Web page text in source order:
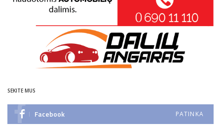
SEKITE MUS
Facebook PATINKA